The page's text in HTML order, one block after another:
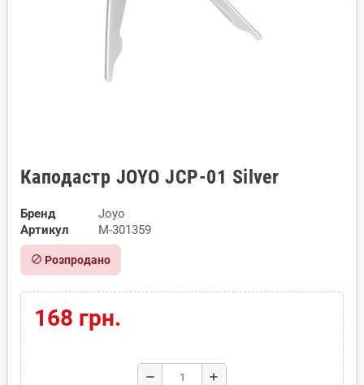
Каподастр JOYO JCP-01 Silver
Бренд
Joyo
Артикул
M-301359
block Розпродано
168 грн.
remove add